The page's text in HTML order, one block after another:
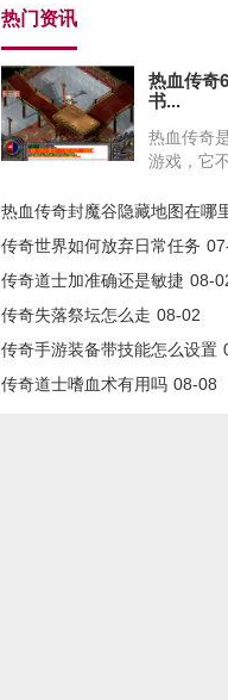
热门资讯
热血传奇
书...
热血传奇
游戏，它
热血传奇封魔谷隐藏地图在哪
传奇世界如何放弃日常任务
传奇道士加准确还是敏捷 08-
传奇失落祭坛怎么走 08-02
传奇手游装备带技能怎么设置
传奇道士嗜血术有用吗 08-08